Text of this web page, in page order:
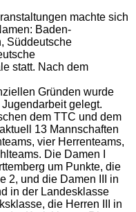
machte sich
Baden-
Süddeutsche
statt. Nach dem
Gründen wurde
gelegt.
dem TTC und dem
13 Mannschaften
vier Herrenteams,
Die Damen I
um Punkte, die
2, und die Damen III in
in der Landesklasse
die Herren III in